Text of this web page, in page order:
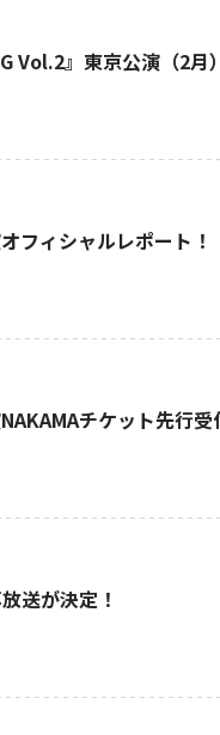
Vol.2』東京公演（2月）
フィシャルレポート！
チケット先行受
送が決定！